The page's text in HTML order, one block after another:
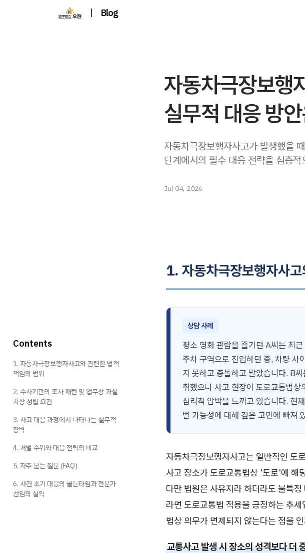
| Blog
자동차극장보행
실무적 대응 방
자동차극장보행자사고가 발생했을
단계에서의 필수 대응 전략을 심층
Jul 04, 2026
1. 자동차극장보행자사
상담 사례
평소 영화 관람을 즐기던 A씨는 최
주차 구역으로 진입하던 중, 차량 사
지 못하고 충돌하고 말았습니다. B
취했으나 사고 현장이 도로교통법
심리적 압박을 느끼고 있습니다. 현
벌 가능성에 대해 깊은 고민에 빠져
자동차극장보행자사고는 일반적인 도
사고 장소가 도로교통법상 '도로'에 해
다만 법원은 사유지라 하더라도 불특
라면 도로교통법 적용을 긍정하는 추
법상 의무가 면제되지 않는다는 점을
교통사고 발생 시 장소의 성격보다 더
Contents
1. 자동차극장보행자사고와 관련한 법적
책임의 범위
2. 수사기관의 조사 패턴 및 업무상 과실
치상 성립 요건
3. 사고 대응 과정에서 나타나는 실무적
장벽
4. 처벌 수위와 대응 전략의 비교
5. 자주 묻는 질문 (FAQ)
6. 사건 초기 대응의 골든타임과 전문가
선임의 실익